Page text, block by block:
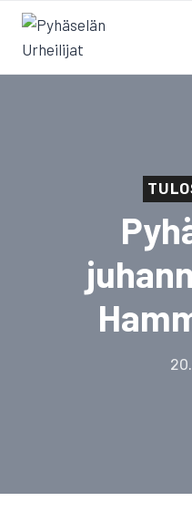
Siirry
sisältöön